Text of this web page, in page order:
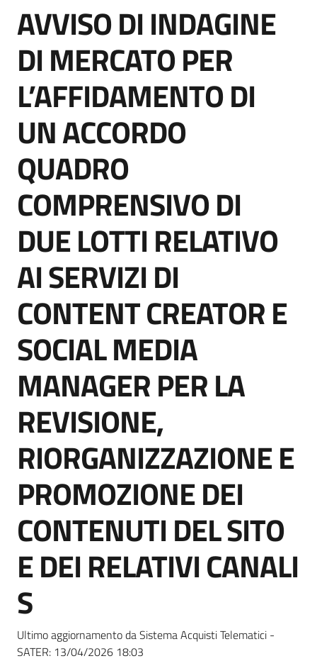
acquisto
Supporto
Piattaforme
telematiche
English
site
Seguici
su
Salta al contenuto
AVVISO DI INDAGINE
DI MERCATO PER
L’AFFIDAMENTO DI
UN ACCORDO
QUADRO
COMPRENSIVO DI
DUE LOTTI RELATIVO
AI SERVIZI DI
CONTENT CREATOR E
SOCIAL MEDIA
MANAGER PER LA
REVISIONE,
RIORGANIZZAZIONE E
PROMOZIONE DEI
CONTENUTI DEL SITO
E DEI RELATIVI CANALI
S
Ultimo aggiornamento da Sistema Acquisti Telematici -
SATER: 13/04/2026 18:03